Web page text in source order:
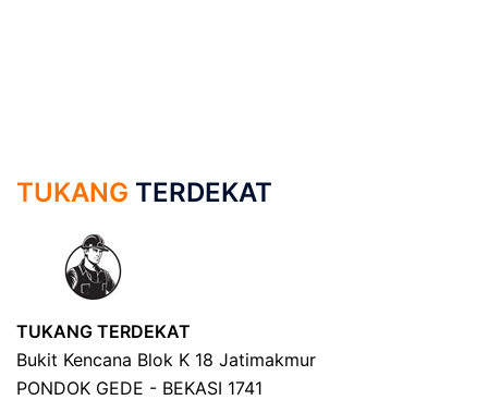
TUKANG TERDEKAT
TUKANG TERDEKAT
Bukit Kencana Blok K 18 Jatimakmur
PONDOK GEDE - BEKASI 1741